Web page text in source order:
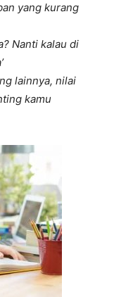
yang kurang
Nanti kalau di
lainnya, nilai
kamu